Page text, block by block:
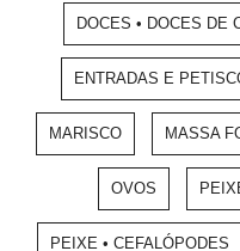
DOCES • DOCES DE
ENTRADAS E
MARISCO MASSA
OVOS
PEIXE • CEFALÓPODES